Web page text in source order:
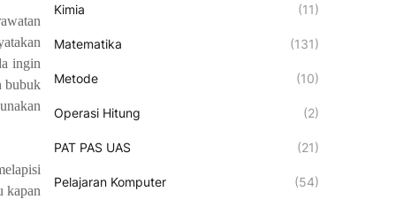
ingin
bubuk
kapan
Kimia (11)
Matematika (131)
Metode (10)
Operasi Hitung (2)
PAT PAS UAS (21)
Pelajaran Komputer (54)